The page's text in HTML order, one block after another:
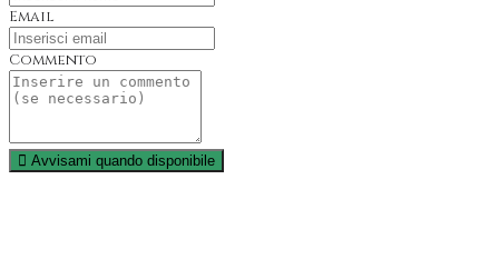
Email
Commento
Avvisami quando disponibile